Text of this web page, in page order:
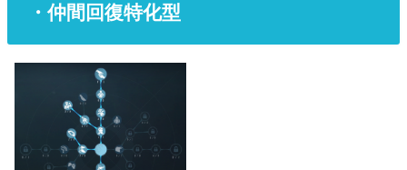
・仲間回復特化型